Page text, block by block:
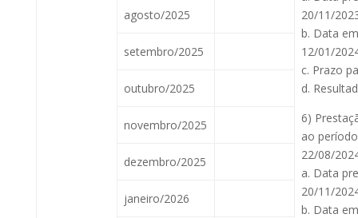
20/11/
b. Data
12/01/
c. Prazo
d.
6)
ao
22/08/
a. Data
20/11/
b. Data
agosto/2025
setembro/2025
outubro/2025
novembro/2025
dezembro/2025
janeiro/2026